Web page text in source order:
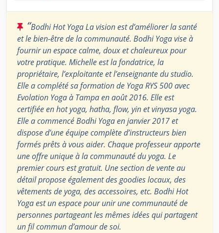
“Bodhi Hot Yoga La vision est d’améliorer la santé
et le bien-être de la communauté. Bodhi Yoga vise à
fournir un espace calme, doux et chaleureux pour
votre pratique. Michelle est la fondatrice, la
propriétaire, l’exploitante et l’enseignante du studio.
Elle a complété sa formation de Yoga RYS 500 avec
Evolation Yoga à Tampa en août 2016. Elle est
certifiée en hot yoga, hatha, flow, yin et vinyasa yoga.
Elle a commencé Bodhi Yoga en janvier 2017 et
dispose d’une équipe complète d’instructeurs bien
formés prêts à vous aider. Chaque professeur apporte
une offre unique à la communauté du yoga. Le
premier cours est gratuit. Une section de vente au
détail propose également des goodies locaux, des
vêtements de yoga, des accessoires, etc. Bodhi Hot
Yoga est un espace pour unir une communauté de
personnes partageant les mêmes idées qui partagent
un fil commun d’amour de soi.